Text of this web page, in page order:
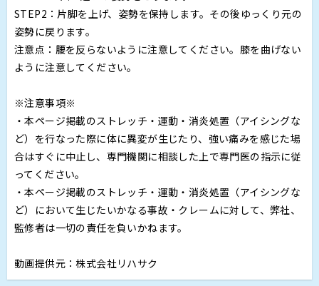
STEP2：片脚を上げ、姿勢を保持します。その後ゆっくり元の
姿勢に戻ります。
注意点：腰を反らないように注意してください。膝を曲げない
ように注意してください。
※注意事項※
・本ページ掲載のストレッチ・運動・消炎処置（アイシングな
ど）を行なった際に体に異変が生じたり、強い痛みを感じた場
合はすぐに中止し、専門機関に相談した上で専門医の指示に従
ってください。
・本ページ掲載のストレッチ・運動・消炎処置（アイシングな
ど）において生じたいかなる事故・クレームに対して、弊社、
監修者は一切の責任を負いかねます。
動画提供元：株式会社リハサク